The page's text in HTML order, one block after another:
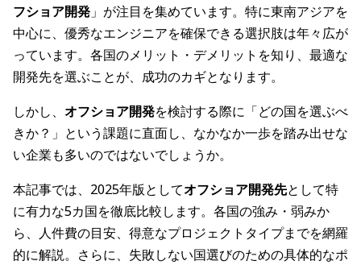
フショア開発 」が注目を集めています。特に東南アジアを
中心に、優秀なエンジニアを確保できる選択肢は年々広が
っています。各国のメリット・デメリットを知り、最適な
開発先を選ぶことが、成功のカギとなります。
しかし、 オフショア開発を検討する際に「どの国を選ぶべ
きか？」という課題に直面し、なかなか一歩を踏み出せな
い企業も多いのではないでしょうか。
本記事では、2025年版としてオフショア開発先として特
に有力な5カ国を徹底比較します。各国の強み・弱みか
ら、人件費の目安、得意なプロジェクトタイプまでを網羅
的に解説。さらに、失敗しない国選びのための具体的なポ